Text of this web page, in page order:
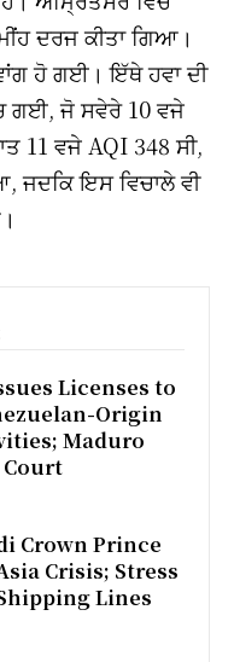
ਦਰਜ ਕੀਤਾ ਗਿਆ।
ਹੋ ਗਈ। ਇੱਥੇ ਹਵਾ ਦੀ
ਗਈ, ਜੋ ਸਵੇਰੇ 10 ਵਜੇ
11 ਵਜੇ AQI 348 ਸੀ,
ਜਦਕਿ ਇਸ ਵਿਚਾਲੇ ਵੀ
Licenses to
Origin
Maduro
Court
Crown Prince
Crisis; Stress
Lines